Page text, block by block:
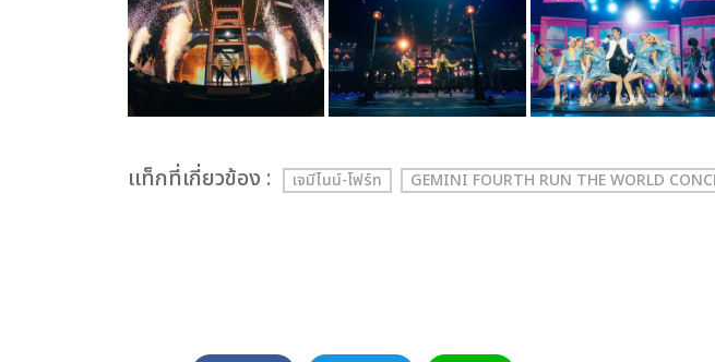
เเท็กที่เกี่ยวข้อง : เจมีไนน์-โฟร์ท GEMINI FOURTH RUN THE WORLD